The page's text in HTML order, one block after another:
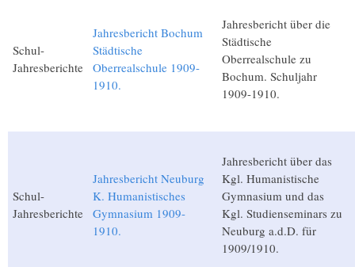
Schul-
Jahresberichte
Jahresbericht Bochum
Städtische
Oberrealschule 1909-
1910.
Jahresbericht über die
Städtische
Oberrealschule zu
Bochum. Schuljahr
1909-1910.
Schul-
Jahresberichte
Jahresbericht Neuburg
K. Humanistisches
Gymnasium 1909-
1910.
Jahresbericht über das
Kgl. Humanistische
Gymnasium und das
Kgl. Studienseminars zu
Neuburg a.d.D. für
1909/1910.